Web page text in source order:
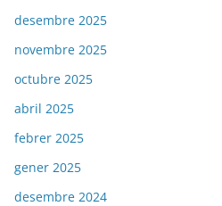
desembre 2025
novembre 2025
octubre 2025
abril 2025
febrer 2025
gener 2025
desembre 2024